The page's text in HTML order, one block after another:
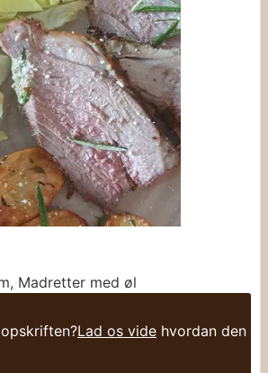
Madretter med øl
Lad os vide hvordan den